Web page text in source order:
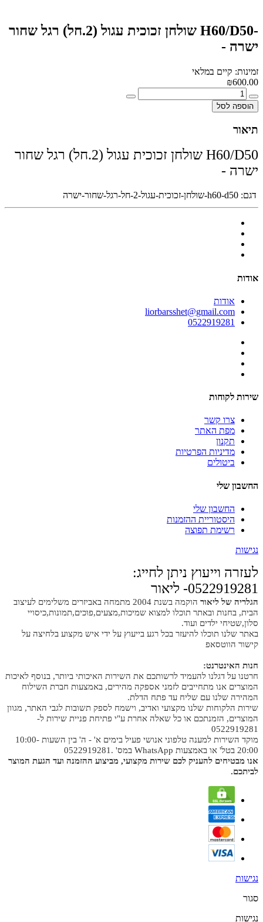
-H60/D50 שולחן זכוכית עגול (2.חל) רגל שחור
ישרה -
זמינות: קיים במלאי
₪600.00
הוספה לסל
תיאור
H60/D50 שולחן זכוכית עגול (2.חל) רגל שחור
ישרה -
דגם: h60-d50-שולחן-זכוכית-עגול-2-חל-רגל-שחור-ישרה
אודות
אודות
liorbarsshet@gmail.com
0522919281
שירות לקוחות
צרו קשר
מפת האתר
תקנון
מדיניות הפרטיות
ביטולים
החשבון שלי
החשבון שלי
היסטוריית ההזמנות
רשימת תפוצה
נגישות
לעזרה וייעוץ ניתן לחייג:
0522919281- ליאור
הגלריה של ליאור
הוקמה בשנת 2004 מתמחה באביזרים משלימים לעיצוב
הבית, בחנות ובאתר תוכלו למצוא שמיכות,מצעים,פוכים,תמונות,כיסויי
סלון,שטיחי ילדים ועוד.
באתר שלנו תוכלו להיעזר בכל רגע בייעוץ על ידי איש מקצוע בלחיצה על
קישור הווטסאפ
חנות האינטרנט:
חרטנו על דגלנו להעמיד לרשותכם את השירות האיכותי ביותר, בנוסף לאיכות
המוצרים אנו מתחייבים לזמני אספקה מהירים, באמצעות חברת השילוח
המהירה שלנו עם שליח עד פתח הדלת.
שירות הלקוחות שלנו מקצועי ואדיב, וישמח לספק תשובות לגבי האתר, מגוון
המוצרים, הזמנתכם או כל שאלה אחרת ע"י פתיחת פניית שירות ל-
0522919281
מוקד השירות למענה טלפוני אנושי פעיל בימים א' - ה' בין השעות 10:00-
20:00 בטל' או באמצעות WhatsApp במס' .0522919281
אנו מבטיחים להעניק לכם שירות מקצועי, מביצוע ההזמנה ועד הגעת המוצר
לביתכם.
נגישות
סגור
נגישות